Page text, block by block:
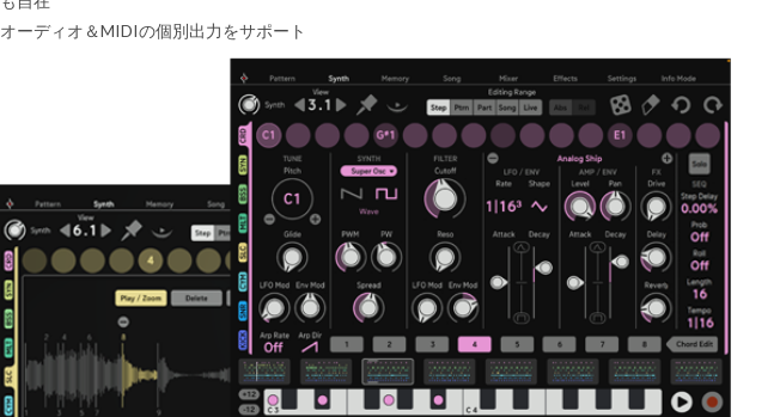
オーディオ＆MIDIの個別出力をサポート